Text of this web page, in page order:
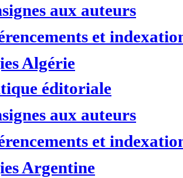
aux auteurs
et
Algérie
éditoriale
aux auteurs
et
Argentine